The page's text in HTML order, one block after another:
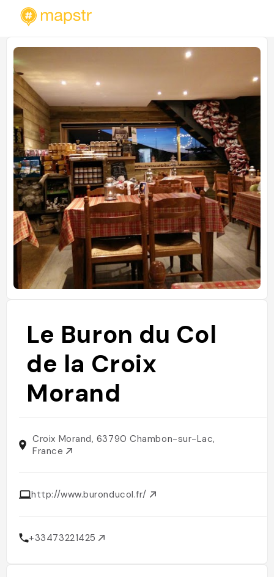
Le Buron du Col
de la Croix
Morand
Croix Morand, 63790 Chambon-sur-Lac,
France
http://www.buronducol.fr/
+33473221425